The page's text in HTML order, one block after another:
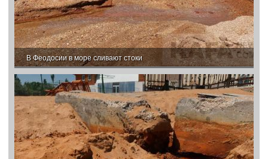
В Феодосии в море сливают стоки